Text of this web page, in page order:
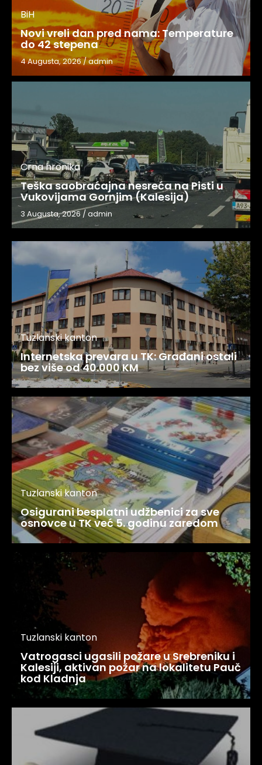
BiH
Novi vreli dan pred nama: Temperature
do 42 stepena
4 Augusta, 2026/admin
Crna hronika
Teška saobraćajna nesreća na Pisti u
Vukovijama Gornjim (Kalesija)
3 Augusta, 2026 / admin
Tuzlanski kanton
Internetska prevara u TK: Građani ostali
bez više od 40.000 KM
Tuzlanski kanton
Osigurani besplatni udžbenici za sve
osnovce u TK već 5. godinu zaredom
Tuzlanski kanton
Vatrogasci ugasili požare u Srebreniku i
Kalesiji, aktivan požar na lokalitetu Pauč
kod Kladnja